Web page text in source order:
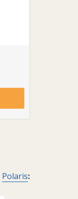
Polaris: